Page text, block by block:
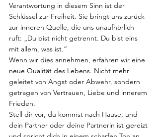
Verantwortung in diesem Sinn ist der
Schlüssel zur Freiheit. Sie bringt uns zurück
zur inneren Quelle, die uns unaufhörlich
ruft: „Du bist nicht getrennt. Du bist eins
mit allem, was ist.“
Wenn wir dies annehmen, erfahren wir eine
neue Qualität des Lebens. Nicht mehr
geleitet von Angst oder Abwehr, sondern
getragen von Vertrauen, Liebe und innerem
Frieden.
Stell dir vor, du kommst nach Hause, und
dein Partner oder deine Partnerin ist gereizt